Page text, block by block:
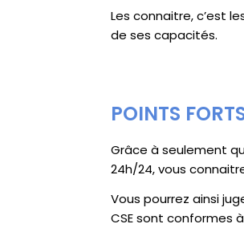
Les connaitre, c’est
de ses capacités.
POINTS
Grâce à seulement
24h/24, vous
Vous pourrez ainsi
CSE sont conformes